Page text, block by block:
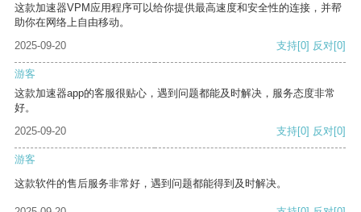
这款加速器VPM应用程序可以给你提供最高速度和安全性的连接，并帮
助你在网络上自由移动。
2025-09-20
支持[0] 反对[0]
游客
这款加速器app的客服很贴心，遇到问题都能及时解决，服务态度非常
好。
2025-09-20
支持[0] 反对[0]
游客
这款软件的售后服务非常好，遇到问题都能得到及时解决。